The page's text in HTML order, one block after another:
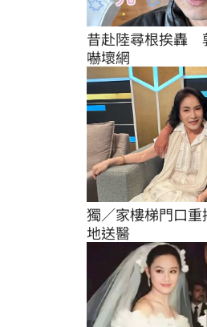
昔赴陸尋根挨轟
嚇壞網
獨／家樓梯門口
地送醫